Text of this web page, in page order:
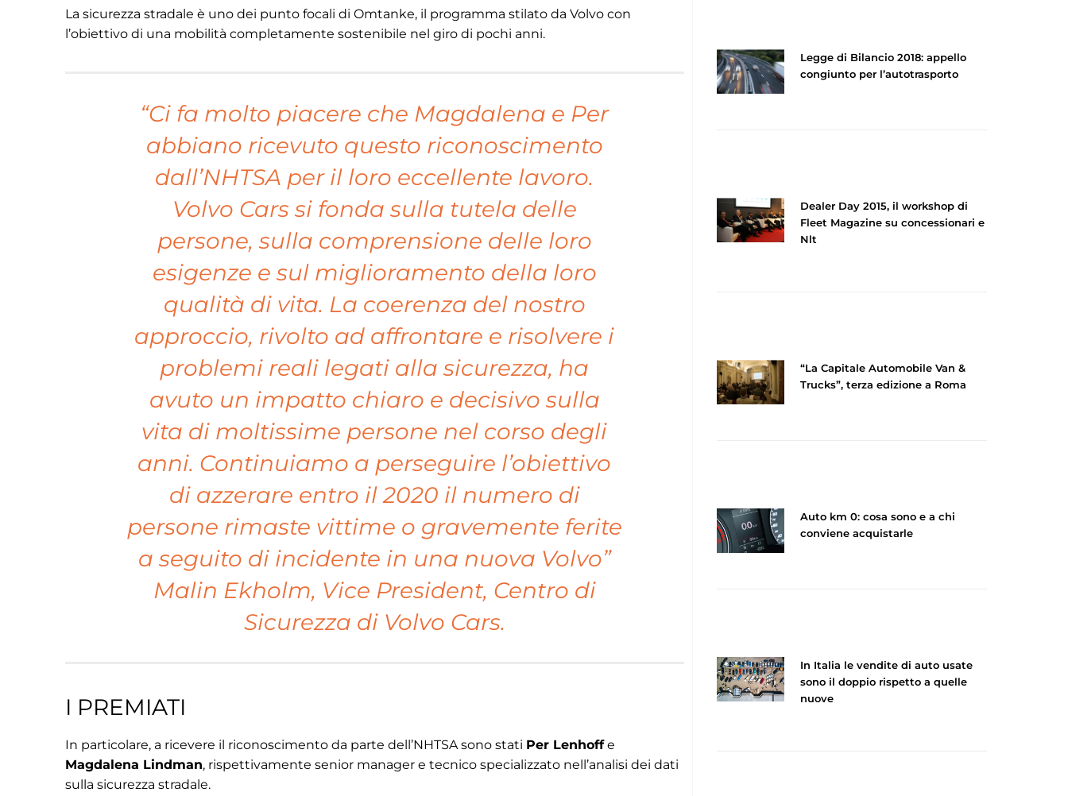
La sicurezza stradale è uno dei punto focali di Omtanke, il programma stilato da Volvo con
l’obiettivo di una mobilità completamente sostenibile nel giro di pochi anni.
“Ci fa molto piacere che Magdalena e Per
abbiano ricevuto questo riconoscimento
dall’NHTSA per il loro eccellente lavoro.
Volvo Cars si fonda sulla tutela delle
persone, sulla comprensione delle loro
esigenze e sul miglioramento della loro
qualità di vita. La coerenza del nostro
approccio, rivolto ad affrontare e risolvere i
problemi reali legati alla sicurezza, ha
avuto un impatto chiaro e decisivo sulla
vita di moltissime persone nel corso degli
anni. Continuiamo a perseguire l’obiettivo
di azzerare entro il 2020 il numero di
persone rimaste vittime o gravemente ferite
a seguito di incidente in una nuova Volvo”
Malin Ekholm, Vice President, Centro di
Sicurezza di Volvo Cars.
I PREMIATI
In particolare, a ricevere il riconoscimento da parte dell’NHTSA sono stati Per Lenhoffe
Magdalena Lindman, rispettivamente senior manager e tecnico specializzato nell’analisi dei dati
sulla sicurezza stradale.
Legge di Bilancio 2018: appello
congiunto per l’autotrasporto
Dealer Day 2015, il workshop di
Fleet Magazine su concessionari e
Nlt
“La Capitale Automobile Van &
Trucks”, terza edizione a Roma
Auto km 0: cosa sono e a chi
conviene acquistarle
In Italia le vendite di auto usate
sono il doppio rispetto a quelle
nuove